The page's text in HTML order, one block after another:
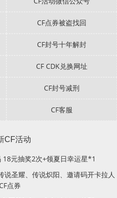
CF点券被盗找回
CF封号十年解封
CF CDK兑换网址
CF封号减刑
CF客服
CF活动
18元抽奖2次+领夏日幸运星*1
说圣耀、传说炽阳、邀请码开卡拉人
点券